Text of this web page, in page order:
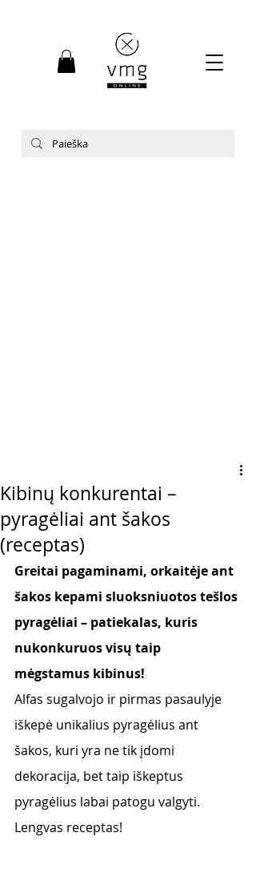
Kibinų konkurentai –
pyragėliai ant šakos
(receptas)
Greitai pagaminami, orkaitėje ant
šakos kepami sluoksniuotos tešlos
pyragėliai – patiekalas, kuris
nukonkuruos visų taip
mėgstamus kibinus!
Alfas sugalvojo ir pirmas pasaulyje
iškepė unikalius pyragėlius ant
šakos, kuri yra ne tik įdomi
dekoracija, bet taip iškeptus
pyragėlius labai patogu valgyti.
Lengvas receptas!